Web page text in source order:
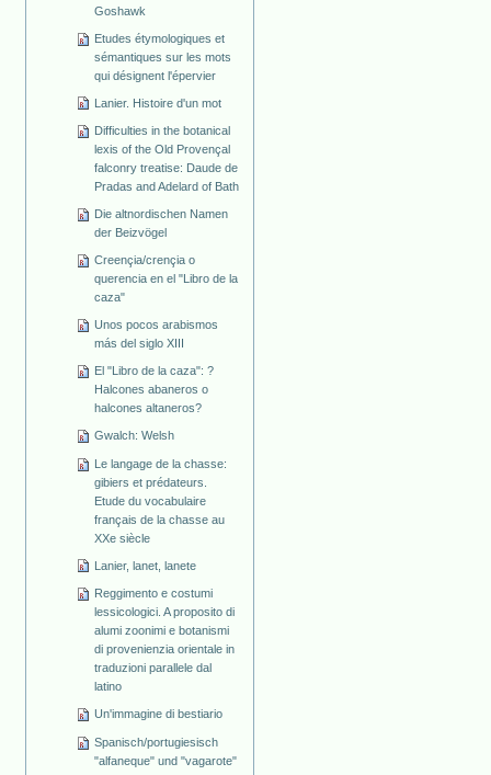
Goshawk
Etudes étymologiques et
sémantiques sur les mots
qui désignent l'épervier
Lanier. Histoire d'un mot
Difficulties in the botanical
lexis of the Old Provençal
falconry treatise: Daude de
Pradas and Adelard of Bath
Die altnordischen Namen
der Beizvögel
Creençia/crençia o
querencia en el "Libro de la
caza"
Unos pocos arabismos
más del siglo XIII
El "Libro de la caza": ?
Halcones abaneros o
halcones altaneros?
Gwalch: Welsh
Le langage de la chasse:
gibiers et prédateurs.
Etude du vocabulaire
français de la chasse au
XXe siècle
Lanier, lanet, lanete
Reggimento e costumi
lessicologici. A proposito di
alumi zoonimi e botanismi
di provenienzia orientale in
traduzioni parallele dal
latino
Un'immagine di bestiario
Spanisch/portugiesisch
"alfaneque" und "vagarote"